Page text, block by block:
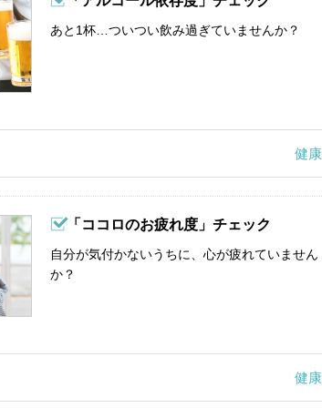
あと1杯…ついつい飲み過ぎていませんか？
健
「ココロのお疲れ度」チェック
自分が気付かないうちに、心が疲れていません
か？
健